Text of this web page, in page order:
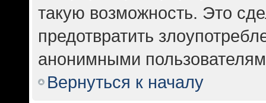
такую возможность. Это
предотвратить
анонимными
Вернуться к началу